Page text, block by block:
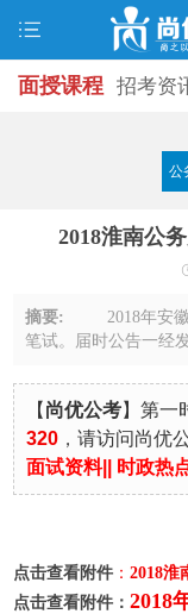
面授课程 招考资
政热点 视频课堂
公
2018淮南公
摘要:
2018年安徽
笔试。届时公告一经
习之外，还需要对一
【 尚优公考】第一
320 ，请访问尚优
面试资料|| 时政热
点击查看附件 ：2018淮
点击查看附件：2018